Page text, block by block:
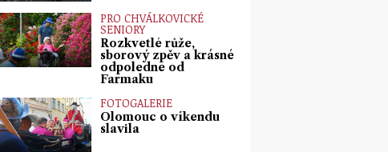
PRO CHVÁLKOVICKÉ
SENIORY
Rozkvetlé růže,
sborový zpěv a krásné
odpoledne od
Farmaku
FOTOGALERIE
Olomouc o víkendu
slavila